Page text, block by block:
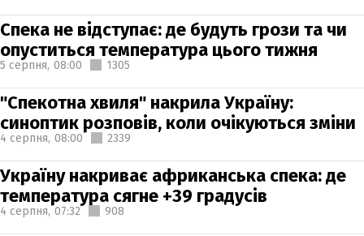
Спека не відступає: де будуть грози та чи
опуститься температура цього тижня
5 серпня, 08:00 1305
"Спекотна хвиля" накрила Україну:
синоптик розповів, коли очікуються зміни
4 серпня, 08:00 2339
Україну накриває африканська спека: де
температура сягне +39 градусів
4 серпня, 07:32 908